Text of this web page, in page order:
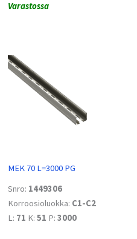
Varastossa
MEK 70 L=3000 PG
Snro: 1449306
Korroosioluokka: C1-C2
L: 71 K: 51 P: 3000